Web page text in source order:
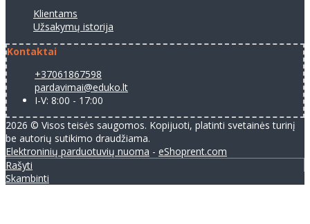
Klientams
Užsakymų istorija
Kontaktai
+37061867598
pardavimai@eduko.lt
I-V: 8:00 - 17:00
2026 © Visos teisės saugomos. Kopijuoti, platinti svetainės turinį
be autorių sutikimo draudžiama.
Elektroninių parduotuvių nuoma - eShoprent.com
Rašyti
Skambinti